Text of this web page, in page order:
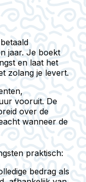
jaar. Je boekt
en laat het
zolang je levert.
vooruit. De
over de
wanneer de
praktisch:
bedrag als